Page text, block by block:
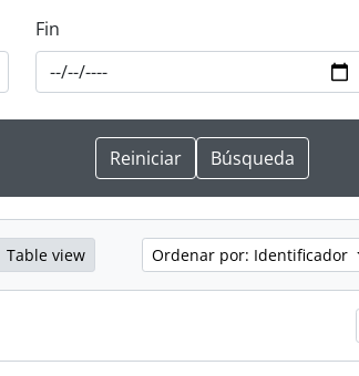
Fin
Table view Ordenar por: Identificador